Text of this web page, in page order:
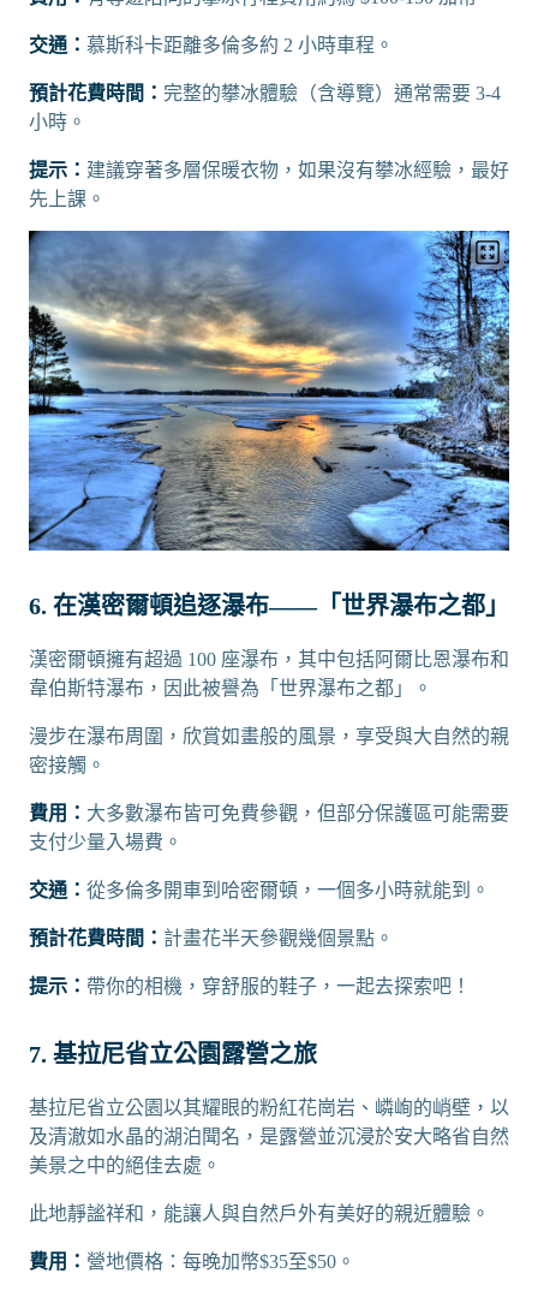
交通： 慕斯科卡距離多倫多約 2 小時車程。
預計花費時間： 完整的攀冰體驗（含導覽）通常需要 3-4
小時。
提示： 建議穿著多層保暖衣物，如果沒有攀冰經驗，最好
先上課。
6. 在漢密爾頓追逐瀑布——「世界瀑布之都」
漢密爾頓擁有超過 100 座瀑布，其中包括阿爾比恩瀑布和
韋伯斯特瀑布，因此被譽為「世界瀑布之都」。
漫步在瀑布周圍，欣賞如畫般的風景，享受與大自然的親
密接觸。
費用： 大多數瀑布皆可免費參觀，但部分保護區可能需要
支付少量入場費。
交通： 從多倫多開車到哈密爾頓，一個多小時就能到。
預計花費時間： 計畫花半天參觀幾個景點。
提示： 帶你的相機，穿舒服的鞋子，一起去探索吧！
7. 基拉尼省立公園露營之旅
基拉尼省立公園以其耀眼的粉紅花崗岩、嶙峋的峭壁，以
及清澈如水晶的湖泊聞名，是露營並沉浸於安大略省自然
美景之中的絕佳去處。
此地靜謐祥和，能讓人與自然戶外有美好的親近體驗。
費用： 營地價格：每晚加幣$35至$50。